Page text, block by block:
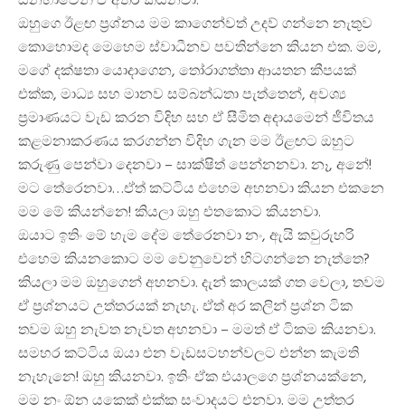
ඔහුගෙ ඊළඟ ප්‍රශ්නය මම කාගෙන්වත් උදව් ගන්නෙ නැතුව
කොහොමද මෙහෙම ස්වාධීනව පවතින්නෙ කියන එක. මම,
මගේ දක්ෂතා යොදාගෙන, තෝරාගත්තා ආයතන කීපයක්
එක්ක, මාධ්‍ය සහ මානව සම්බන්ධතා පැත්තෙන්, අවශ්‍ය
ප්‍රමාණයට වැඩ කරන විදිහ සහ ඒ සීමිත අදායමෙන් ජීවිතය
කළමනාකරණය කරගන්න විදිහ ගැන මම ඊළඟට ඔහුට
කරුණු පෙන්වා දෙනවා – සාක්ෂිත් පෙන්නනවා. නෑ, අනේ!
මට තේරෙනවා…ඒත් කට්ටිය එහෙම අහනවා කියන එකනෙ
මම මේ කියන්නෙ! කියලා ඔහු එතකොට කියනවා.
ඔයාට ඉතිං මේ හැම දේම තේරෙනවා නං, ඇයි කවුරුහරි
එහෙම කියනකොට මම වෙනුවෙන් හිටගන්නෙ නැත්තෙ?
කියලා මම ඔහුගෙන් අහනවා. දැන් කාලයක් ගත වෙලා, තවම
ඒ ප්‍රශ්නයට උත්තරයක් නැහැ. ඒත් අර කලින් ප්‍රශ්න ටික
තවම ඔහු නැවත නැවත අහනවා – මමත් ඒ ටිකම කියනවා.
සමහර කට්ටිය ඔයා එන වැඩසටහන්වලට එන්න කැමති
නැහැනෙ! ඔහු කියනවා. ඉතිං ඒක එයාලගෙ ප්‍රශ්නයක්නෙ,
මම නං ඕන යකෙක් එක්ක සංවාදයට එනවා. මම උත්තර